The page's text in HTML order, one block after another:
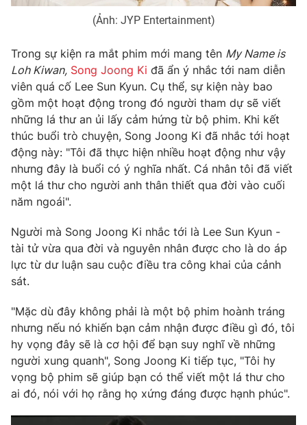
Video Shorts video
VTV Money VTV Thể thao
VTV Sức khoẻ Bất động sản
Thị trường 24h Tấm lòng Việt
VTV4 Vươn mình bằng AI
VTV9
Liên hệ tòa soạn English
THỜI BÁO VTV
Theo dõi báo trên
Cơ quan chủ quản: Đài Truyền hình Việt Nam
Cơ quan báo chí:Thời báo VTV
(Ảnh: JYP Entertainment)
Trong sự kiện ra mắt phim mới mang tên My Name is
Loh Kiwan, Song Joong Ki đã ẩn ý nhắc tới nam diễn
viên quá cố Lee Sun Kyun. Cụ thể, sự kiện này bao
gồm một hoạt động trong đó người tham dự sẽ viết
những lá thư an ủi lấy cảm hứng từ bộ phim. Khi kết
thúc buổi trò chuyện, Song Joong Ki đã nhắc tới hoạt
động này: "Tôi đã thực hiện nhiều hoạt động như vậy
nhưng đây là buổi có ý nghĩa nhất. Cá nhân tôi đã viết
một lá thư cho người anh thân thiết qua đời vào cuối
năm ngoái".
Người mà Song Joong Ki nhắc tới là Lee Sun Kyun -
tài tử vừa qua đời và nguyên nhân được cho là do áp
lực từ dư luận sau cuộc điều tra công khai của cảnh
sát.
"Mặc dù đây không phải là một bộ phim hoành tráng
nhưng nếu nó khiến bạn cảm nhận được điều gì đó, tôi
hy vọng đây sẽ là cơ hội để bạn suy nghĩ về những
người xung quanh", Song Joong Ki tiếp tục, "Tôi hy
vọng bộ phim sẽ giúp bạn có thể viết một lá thư cho
ai đó, nói với họ rằng họ xứng đáng được hạnh phúc".